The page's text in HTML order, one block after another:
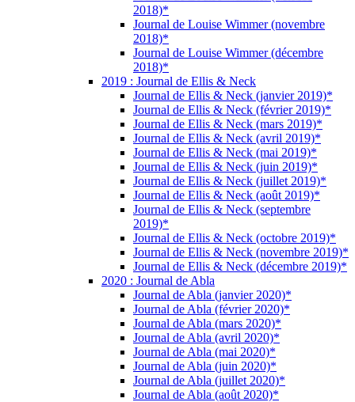
2018)*
Journal de Louise Wimmer (novembre
2018)*
Journal de Louise Wimmer (décembre
2018)*
2019 : Journal de Ellis & Neck
Journal de Ellis & Neck (janvier 2019)*
Journal de Ellis & Neck (février 2019)*
Journal de Ellis & Neck (mars 2019)*
Journal de Ellis & Neck (avril 2019)*
Journal de Ellis & Neck (mai 2019)*
Journal de Ellis & Neck (juin 2019)*
Journal de Ellis & Neck (juillet 2019)*
Journal de Ellis & Neck (août 2019)*
Journal de Ellis & Neck (septembre
2019)*
Journal de Ellis & Neck (octobre 2019)*
Journal de Ellis & Neck (novembre 2019)*
Journal de Ellis & Neck (décembre 2019)*
2020 : Journal de Abla
Journal de Abla (janvier 2020)*
Journal de Abla (février 2020)*
Journal de Abla (mars 2020)*
Journal de Abla (avril 2020)*
Journal de Abla (mai 2020)*
Journal de Abla (juin 2020)*
Journal de Abla (juillet 2020)*
Journal de Abla (août 2020)*